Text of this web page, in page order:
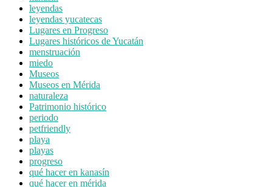
leyendas
leyendas yucatecas
Lugares en Progreso
Lugares históricos de Yucatán
menstruación
miedo
Museos
Museos en Mérida
naturaleza
Patrimonio histórico
periodo
petfriendly
playa
playas
progreso
qué hacer en kanasín
qué hacer en mérida